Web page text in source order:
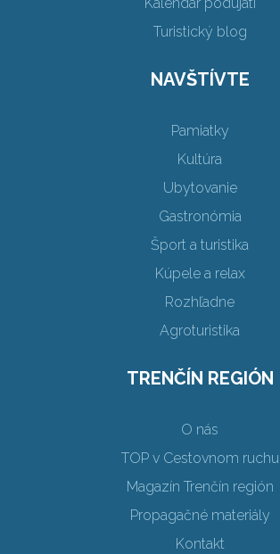
Kalendár podujatí
Turistický blog
NAVŠTÍVTE
Pamiatky
Kultúra
Ubytovanie
Gastronómia
Šport a turistika
Kúpele a relax
Rozhľadne
Agroturistika
TRENČÍN REGIÓN
O nás
TOP v Cestovnom ruchu
Magazín Trenčín región
Propagačné materiály
Kontakt